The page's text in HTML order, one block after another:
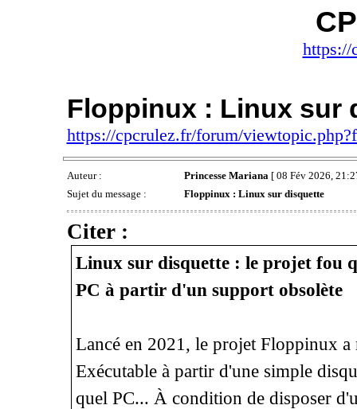
https://
Floppinux : Linux sur
https://cpcrulez.fr/forum/
Auteur : Princesse Mariana[ 08 Fév 2026,
Sujet du message :
Floppinux : Linux sur disquette
Citer :
Linux sur disquette : le projet fou
PC à partir d'un support obsolète
Lancé en 2021, le projet Floppinux a
Exécutable à partir d'une simple
quel PC... À condition de disposer